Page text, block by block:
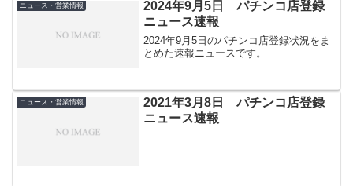
ニュース・営業情報
2024年9月5日 パチンコ店登録
ニュース速報
2024年9月5日のパチンコ店登録状況をま
とめた速報ニュースです。
ニュース・営業情報
2021年3月8日 パチンコ店登録
ニュース速報